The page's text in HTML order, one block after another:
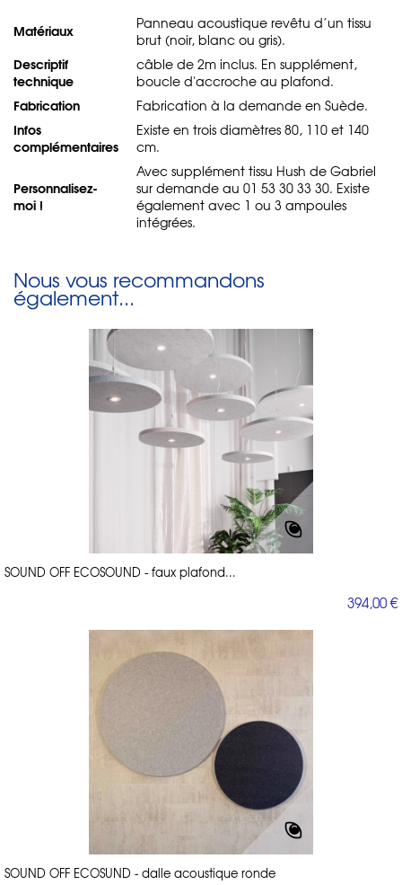
Matériaux
Panneau acoustique revêtu d’un tissu
brut (noir, blanc ou gris).
Descriptif
technique
câble de 2m inclus. En supplément,
boucle d'accroche au plafond.
Fabrication Fabrication à la demande en Suède.
Infos
complémentaires
Existe en trois diamètres 80, 110 et 140
cm.
Personnalisez-
moi !
Avec supplément tissu Hush de Gabriel
sur demande au 01 53 30 33 30. Existe
également avec 1 ou 3 ampoules
intégrées.
Nous vous recommandons
également...
SOUND OFF ECOSOUND - faux plafond...
394,00 €
SOUND OFF ECOSUND - dalle acoustique ronde